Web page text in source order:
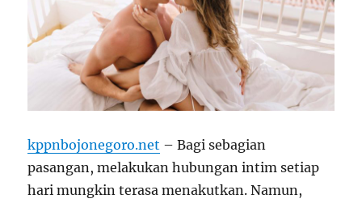
kppnbojonegoro.net – Bagi sebagian
pasangan, melakukan hubungan intim setiap
hari mungkin terasa menakutkan. Namun,